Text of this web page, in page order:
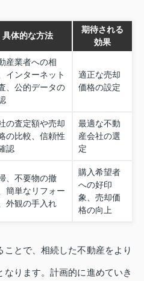
具体的な方法
期待される
効果
産業者への相
インターネット
、公的データの
適正な売却
価格の設定
の査定額や売却
の比較、信頼性
認
最適な不動
産会社の選
定
、不要物の撤
簡単なリフォー
外観の手入れ
購入希望者
への好印
象、売却価
格の向上
とで、相続した不動産をより
ります。計画的に進めていき